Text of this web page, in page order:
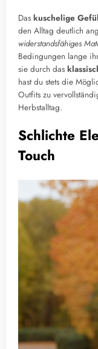
Das kuschelige
den Alltag deutlich
widerstandsfähiges
Bedingungen lange
sie durch das
hast du stets die
Outfits zu
Herbstalltag.
Schlichte
Touch